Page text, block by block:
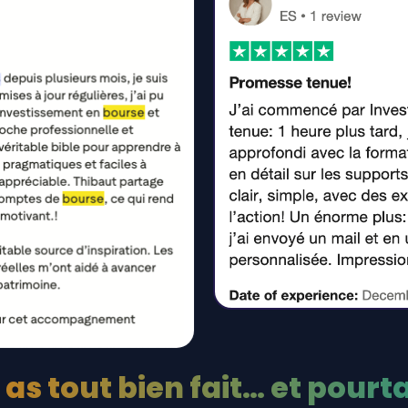
as tout bien fait… et